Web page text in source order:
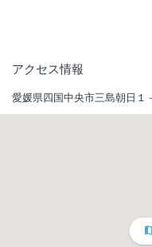
アクセス情報
愛媛県四国中央市三島朝日１